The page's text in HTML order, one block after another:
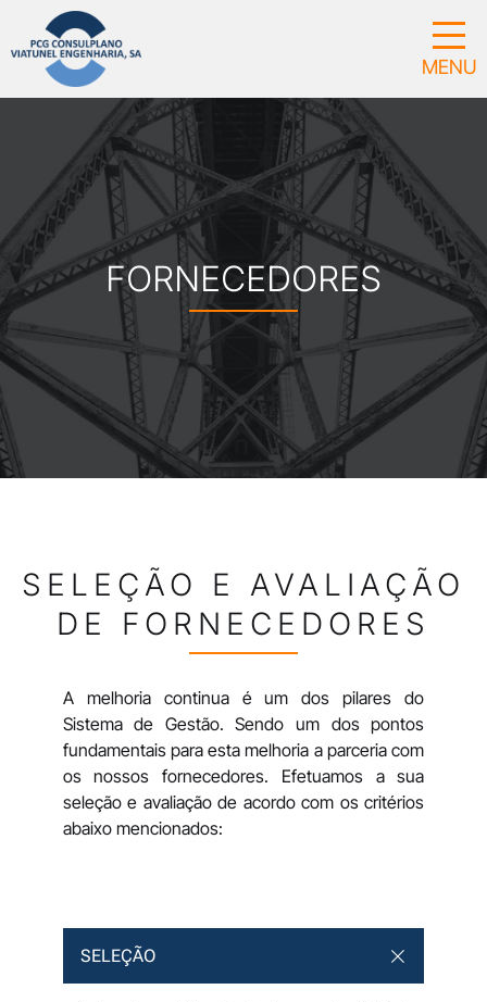
FORNECEDORES
SELEÇÃO E AVALIAÇÃO
DE FORNECEDORES
A melhoria continua é um dos pilares do
Sistema de Gestão. Sendo um dos pontos
fundamentais para esta melhoria a parceria com
os nossos fornecedores. Efetuamos a sua
seleção e avaliação de acordo com os critérios
abaixo mencionados:
SELEÇÃO